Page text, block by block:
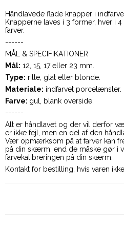
Håndlavede flade knapper i
Knapperne laves i 3 former, hver i
farver.
------
MÅL & SPECIFIKATIONER
Mål: 12, 15, 17 eller 23 mm.
Type: rille, glat eller blonde.
Materiale: indfarvet porcelænsler.
Farve: gul, blank overside.
------
Alt er håndlavet og der vil derfor
er ikke fejl, men en del af den
Vær opmærksom på at farver kan
på din skærm, end de måske gør i
farvekalibreringen på din skærm.
Kontakt for bestilling, hvis varen